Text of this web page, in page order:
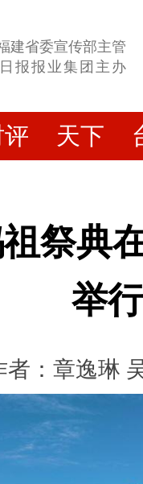
建省委宣传部主管
报报业集团主办
评 天下
祭典
举行
：章逸琳